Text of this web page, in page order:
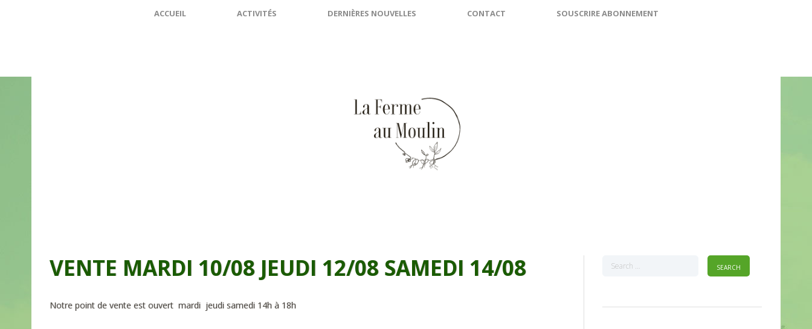
ACCUEIL ACTIVITÉS DERNIÈRES NOUVELLES CONTACT SOUSCRIRE ABONNEMENT
VENTE MARDI 10/08 JEUDI 12/08 SAMEDI 14/08
Notre point de vente est ouvert mardi jeudi samedi 14h à 18h